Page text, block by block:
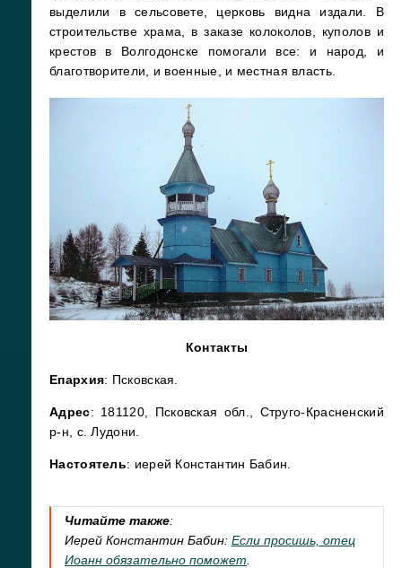
выделили в сельсовете, церковь видна издали. В
строительстве храма, в заказе колоколов, куполов и
крестов в Волгодонске помогали все: и народ, и
благотворители, и военные, и местная власть.
Контакты
Епархия: Псковская.
Адрес: 181120, Псковская обл., Струго-Красненский
р-н, с. Лудони.
Настоятель: иерей Константин Бабин.
Читайте также:
Иерей Константин Бабин: Если просишь, отец
Иоанн обязательно поможет